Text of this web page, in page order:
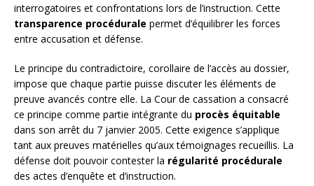
interrogatoires et confrontations lors de l’instruction. Cette
transparence procédurale permet d’équilibrer les forces
entre accusation et défense.
Le principe du contradictoire, corollaire de l’accès au dossier,
impose que chaque partie puisse discuter les éléments de
preuve avancés contre elle. La Cour de cassation a consacré
ce principe comme partie intégrante du procès équitable
dans son arrêt du 7 janvier 2005. Cette exigence s’applique
tant aux preuves matérielles qu’aux témoignages recueillis. La
défense doit pouvoir contester la régularité procédurale
des actes d’enquête et d’instruction.